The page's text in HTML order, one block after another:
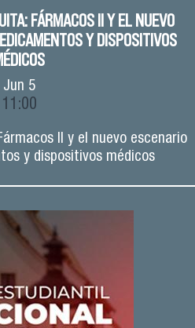
FÁRMACOS II Y EL NUEVO
Y DISPOSITIVOS
Jun 5
11:00
II y el nuevo escenario
y dispositivos médicos